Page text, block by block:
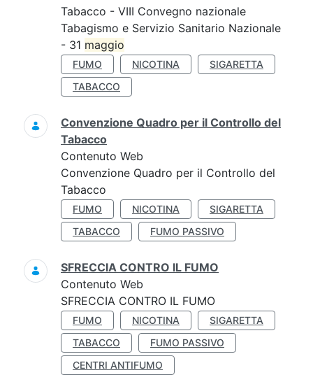
Tabacco - VIII Convegno nazionale
Tabagismo e Servizio Sanitario Nazionale
- 31 maggio
FUMO NICOTINA
SIGARETTA
TABACCO
Convenzione Quadro per il Controllo del
Tabacco
Contenuto Web
Convenzione Quadro per il Controllo del
Tabacco
FUMO NICOTINA
SIGARETTA
TABACCO
FUMO PASSIVO
SFRECCIA CONTRO IL FUMO
Contenuto Web
SFRECCIA CONTRO IL FUMO
FUMO NICOTINA
SIGARETTA
TABACCO
FUMO PASSIVO
CENTRI ANTIFUMO